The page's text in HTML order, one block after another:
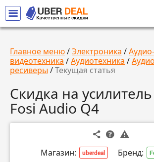
Главное меню/Электроника /
видеотехника /Аудиотехника /
ресиверы /Текущая статья
Скидка на усилитель
Fosi Audio Q4
Магазин: uberdeal Бренд: